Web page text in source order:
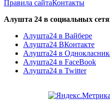
Правила сайтаКонтакты
Алушта 24 в социальных
Алушта24 в Вайбере
Алушта24 ВКонтакте
Алушта24 в
Алушта24 в FaceBook
Алушта24 в Twitter